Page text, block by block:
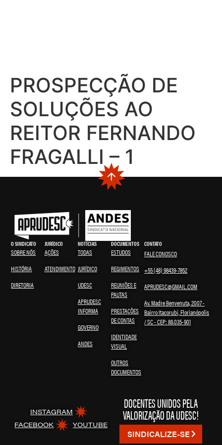
PROSPECÇÃO DE
SOLUÇÕES AO
REITOR FERNANDO
FRAGALLI – 1
O SINDICATO
SOBRE NÓS
HISTÓRIA
DIRETORIA
JURÍDICO
AÇÕES
ATENDIMENTO
NOTÍCIAS
TODAS
JURÍDICO
UDESC
APRUDESC
INFORMA
GOVERNO
ANDES
DOCUMENTOS
ESTUDOS
REGIMENTOS
REUNIÕES E
PAUTAS
PRESTAÇÕES
DE CONTAS
IDENTIDADE
VISUAL
OUTROS
DOCUMENTOS
CONTATO
FALE CONOSCO
+55 (48) 98439-7852
APRUDESC@GMAIL.COM
Av. Madre Benvenuta, 2007 -
Bairro Itacorubi, Florianópolis
/ SC - CEP: 88.035-901
DOCENTES UNIDOS PELA
VALORIZAÇÃO DA UDESC!
SINDICALIZE-SE
INSTAGRAM
FACEBOOK
YOUTUBE